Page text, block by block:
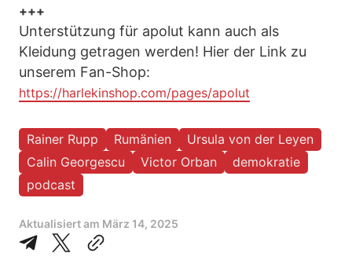
+++
Unterstützung für apolut kann auch als
Kleidung getragen werden! Hier der Link zu
unserem Fan-Shop:
https://harlekinshop.com/pages/apolut
Rainer Rupp Rumänien
Ursula von der Leyen
Calin Georgescu
Victor Orban
demokratie
podcast
Aktualisiert am März 14, 2025